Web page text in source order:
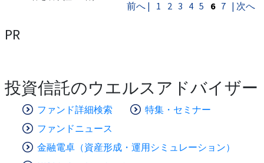
前へ | 1 2 3 4 5 6 7 | 次へ
PR
投資信託のウエルスアドバイザー
ファンド詳細検索
特集・セミナー
ファンドニュース
金融電卓（資産形成・運用シミュレーション）